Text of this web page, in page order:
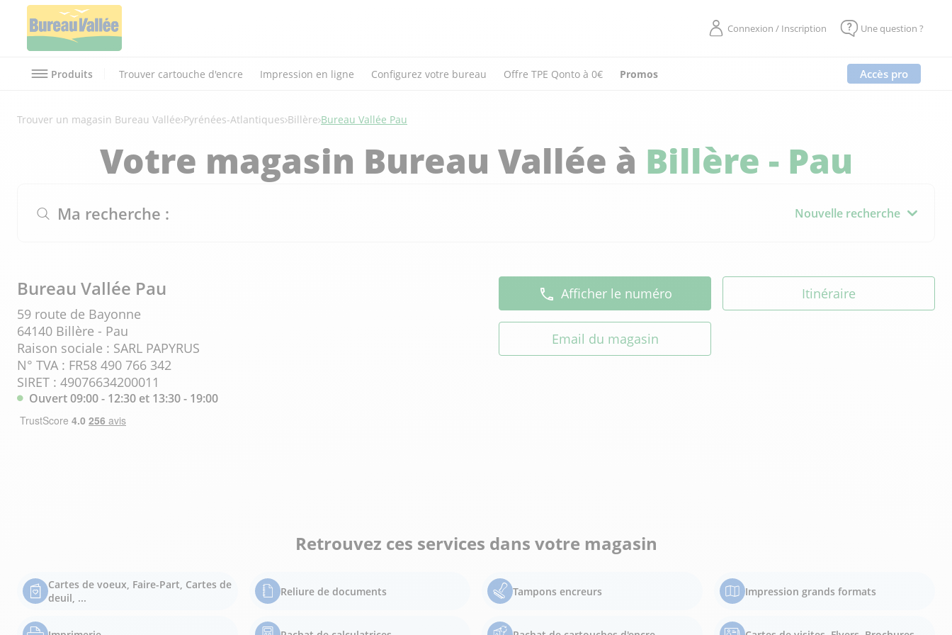
Connexion / Inscription Une question ?
Produits Trouver cartouche d'encre Impression en ligne Configurez votre bureau Offre TPE Qonto à 0€ Promos Accès pro
Trouver un magasin Bureau Vallée Pyrénées-Atlantiques Billère Bureau Vallée Pau
Votre magasin Bureau Vallée à Billère - Pau
Ma recherche : Nouvelle recherche
Bureau Vallée Pau
59 route de Bayonne
64140 Billère - Pau
Raison sociale : SARL PAPYRUS
N° TVA : FR58 490 766 342
SIRET : 49076634200011
Ouvert 09:00 - 12:30 et 13:30 - 19:00
Afficher le numéro Itinéraire
Email du magasin
Retrouvez ces services dans votre magasin
Cartes de voeux, Faire-Part, Cartes de
deuil, ...
Reliure de documents Tampons encreurs Impression grands formats